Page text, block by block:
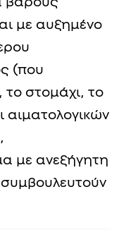
με αυξημένο
(που
το στομάχι, το
αιματολογικών
με ανεξήγητη